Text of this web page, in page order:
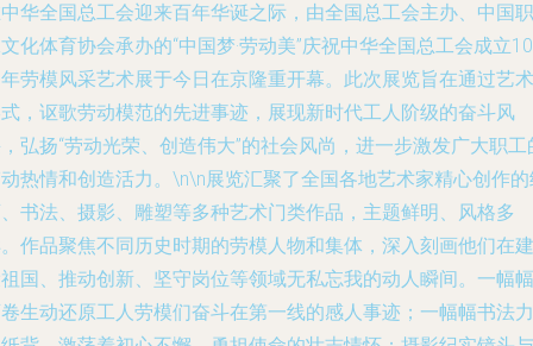
华全国总工会迎来百年华诞之际，由全国总工会主办、中国职
化体育协会承办的“中国梦·劳动美”庆祝中华全国总工会成立
劳模风采艺术展于今日在京隆重开幕。此次展览旨在通过艺术
，讴歌劳动模范的先进事迹，展现新时代工人阶级的奋斗风
弘扬“劳动光荣、创造伟大”的社会风尚，进一步激发广大职工
热情和创造活力。\n\n展览汇聚了全国各地艺术家精心创作
书法、摄影、雕塑等多种艺术门类作品，主题鲜明、风格多
作品聚焦不同历史时期的劳模人物和集体，深入刻画他们在建
国、推动创新、坚守岗位等领域无私忘我的动人瞬间。一幅幅
生动还原工人劳模们奋斗在第一线的感人事迹；一幅幅书法力